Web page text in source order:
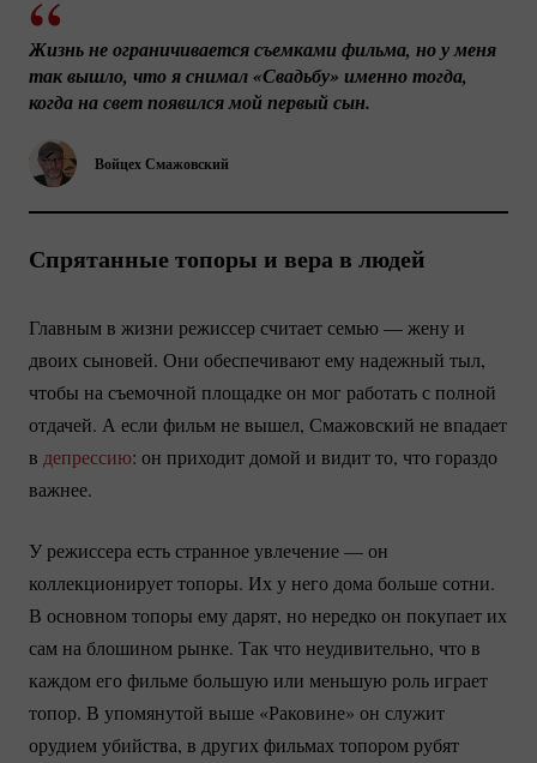
Войцех Смажовский
Жизнь не ограничивается съемками фильма, но у меня
так вышло, что я снимал «Свадьбу» именно тогда,
когда на свет появился мой первый сын.
Спрятанные топоры и вера в людей
Главным в жизни режиссер считает семью — жену и
двоих сыновей. Они обеспечивают ему надежный тыл,
чтобы на съемочной площадке он мог работать с полной
отдачей. А если фильм не вышел, Смажовский не впадает
в депрессию: он приходит домой и видит то, что гораздо
важнее.
У режиссера есть странное увлечение — он
коллекционирует топоры. Их у него дома больше сотни.
В основном топоры ему дарят, но нередко он покупает их
сам на блошином рынке. Так что неудивительно, что в
каждом его фильме большую или меньшую роль играет
топор. В упомянутой выше «Раковине» он служит
орудием убийства, в других фильмах топором рубят